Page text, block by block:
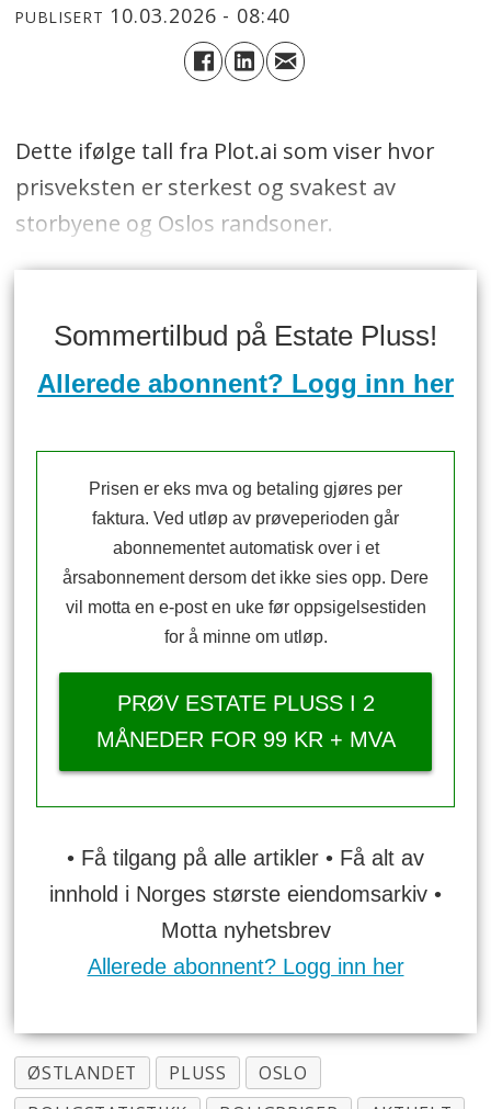
PUBLISERT 10.03.2026 - 08:40
Dette ifølge tall fra Plot.ai som viser hvor
prisveksten er sterkest og svakest av
storbyene og Oslos randsoner.
Sommertilbud på Estate Pluss!
Allerede abonnent? Logg inn her
Prisen er eks mva og betaling gjøres per
faktura. Ved utløp av prøveperioden går
abonnementet automatisk over i et
årsabonnement dersom det ikke sies opp. Dere
vil motta en e-post en uke før oppsigelsestiden
for å minne om utløp.
PRØV ESTATE PLUSS I 2
MÅNEDER FOR 99 KR + MVA
• Få tilgang på alle artikler • Få alt av
innhold i Norges største eiendomsarkiv •
Motta nyhetsbrev
Allerede abonnent? Logg inn her
ØSTLANDET PLUSS
OSLO